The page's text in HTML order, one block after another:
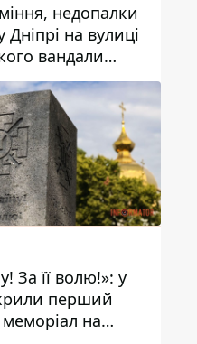
недопалки
Дніпрі на вулиці
вандали
питні фонтани
За її волю!»: у
перший
на